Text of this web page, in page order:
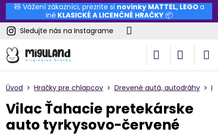
🧸 Vážení zákazníci, prezrite si novinky MATTEL, LEGO a
iné KLASICKÉ A LICENČNÉ HRAČKY📦
Sledujte nás na Instagrame
Úvod Hračky pre chlapcov Drevené autá, autodráhy
Vilac Ťahacie pretekárske
auto tyrkysovo-červené